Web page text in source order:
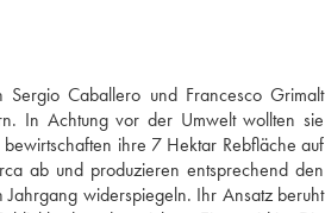
Caballero und Francesco Grimalt
In Achtung vor der Umwelt wollten sie
ihre 7 Hektar Rebfläche auf
ab und produzieren entsprechend den
widerspiegeln. Ihr Ansatz beruht